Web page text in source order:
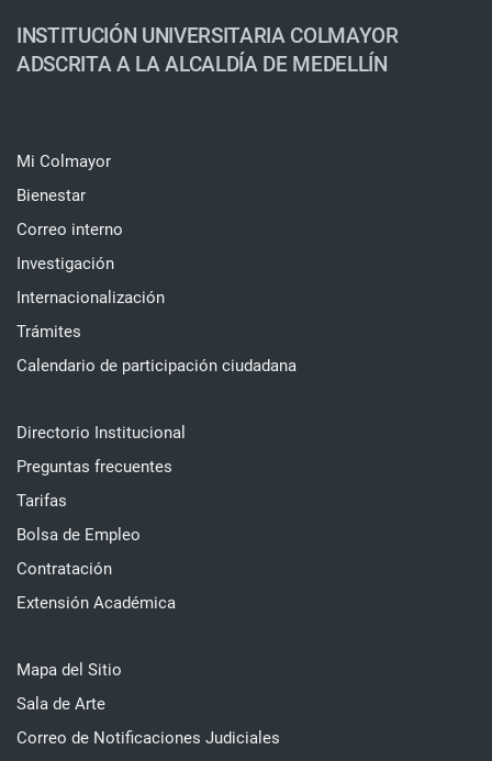
INSTITUCIÓN UNIVERSITARIA COLMAYOR
ADSCRITA A LA ALCALDÍA DE MEDELLÍN
Mi Colmayor
Bienestar
Correo interno
Investigación
Internacionalización
Trámites
Calendario de participación ciudadana
Directorio Institucional
Preguntas frecuentes
Tarifas
Bolsa de Empleo
Contratación
Extensión Académica
Mapa del Sitio
Sala de Arte
Correo de Notificaciones Judiciales